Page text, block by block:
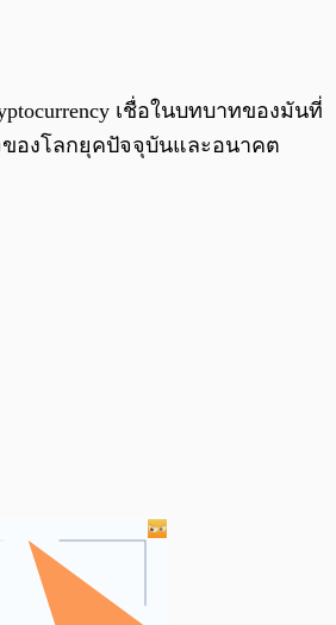
เชื่อในบทบาทของมันที่
องโลกยุคปัจจุบันและอนาคต